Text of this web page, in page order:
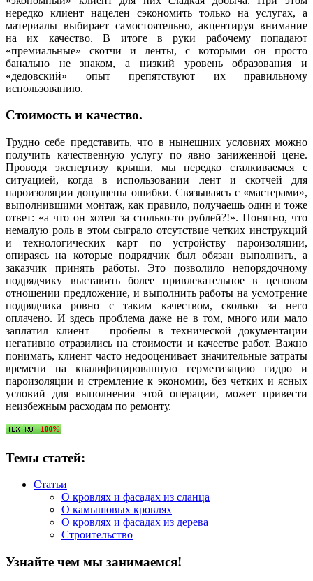
нередко клиент нацелен сэкономить только на услугах, а
материалы выбирает самостоятельно, акцентируя внимание
на их качество. В итоге в руки рабочему попадают
«премиальные» скотчи и ленты, с которыми он просто
банально не знаком, а низкий уровень образования и
«дедовский» опыт препятствуют их правильному
использованию.
Стоимость и качество.
Трудно себе представить, что в нынешних условиях можно
получить качественную услугу по явно заниженной цене.
Проводя экспертизу крыши, мы нередко сталкиваемся с
ситуацией, когда в использовании лент и скотчей для
пароизоляции допущены ошибки. Связываясь с «мастерами»,
выполнившими монтаж, как правило, получаешь один и тоже
ответ: «а что он хотел за столько-то рублей?!». Понятно, что
немалую роль в этом сыграло отсутствие четких инструкций
и технологических карт по устройству пароизоляции,
опираясь на которые подрядчик был обязан выполнить, а
заказчик принять работы. Это позволило непорядочному
подрядчику выставить более привлекательное в ценовом
отношении предложение, и выполнить работы на усмотрение
подрядчика ровно с таким качеством, сколько за него
оплачено. И здесь проблема даже не в том, много или мало
заплатил клиент – пробелы в технической документации
негативно отразились на стоимости и качестве работ. Важно
понимать, клиент часто недооценивает значительные затраты
времени на квалифицированную герметизацию гидро и
пароизоляции и стремление к экономии, без четких и ясных
условий для выполнения этой операции, может привести
неизбежным расходам по ремонту.
Темы статей:
Статьи
О кровлях и фасадах из сланца
О камышовых кровлях
О кровлях и фасадах из дерева
Строительство
Узнайте чем мы занимаемся!